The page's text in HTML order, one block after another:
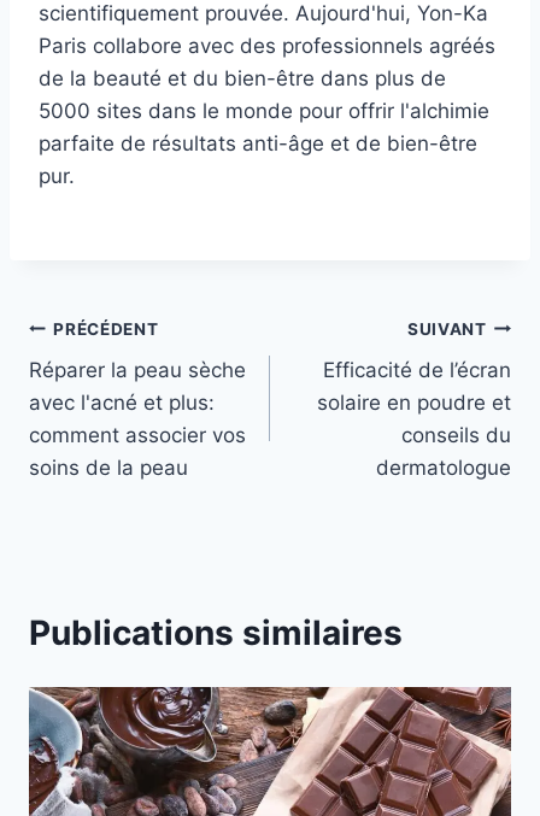
scientifiquement prouvée. Aujourd'hui, Yon-Ka
Paris collabore avec des professionnels agréés
de la beauté et du bien-être dans plus de
5000 sites dans le monde pour offrir l'alchimie
parfaite de résultats anti-âge et de bien-être
pur.
Navigation
de
l’article
PRÉCÉDENT
Réparer la peau sèche
avec l'acné et plus:
comment associer vos
soins de la peau
SUIVANT
Efficacité de l’écran
solaire en poudre et
conseils du
dermatologue
Publications similaires